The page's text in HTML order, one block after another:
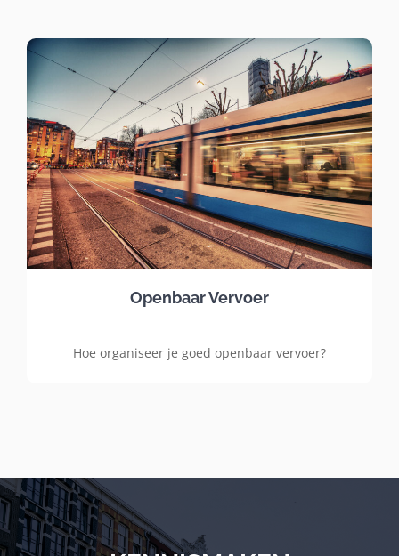
Openbaar Vervoer
Hoe organiseer je goed openbaar vervoer?